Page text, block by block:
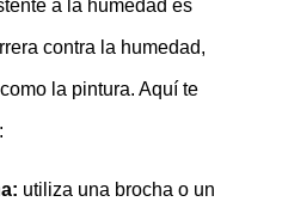
a la humedad es
contra la humedad,
la pintura. Aquí te
utiliza una brocha o un